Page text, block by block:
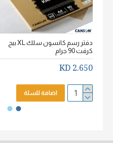
دفتر رسم كانسون سلك XL بيج
كرفت 90 جرام
2.650 KD
اضافة للسلة